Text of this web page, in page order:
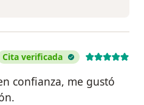
Cita verificada
confianza, me gustó